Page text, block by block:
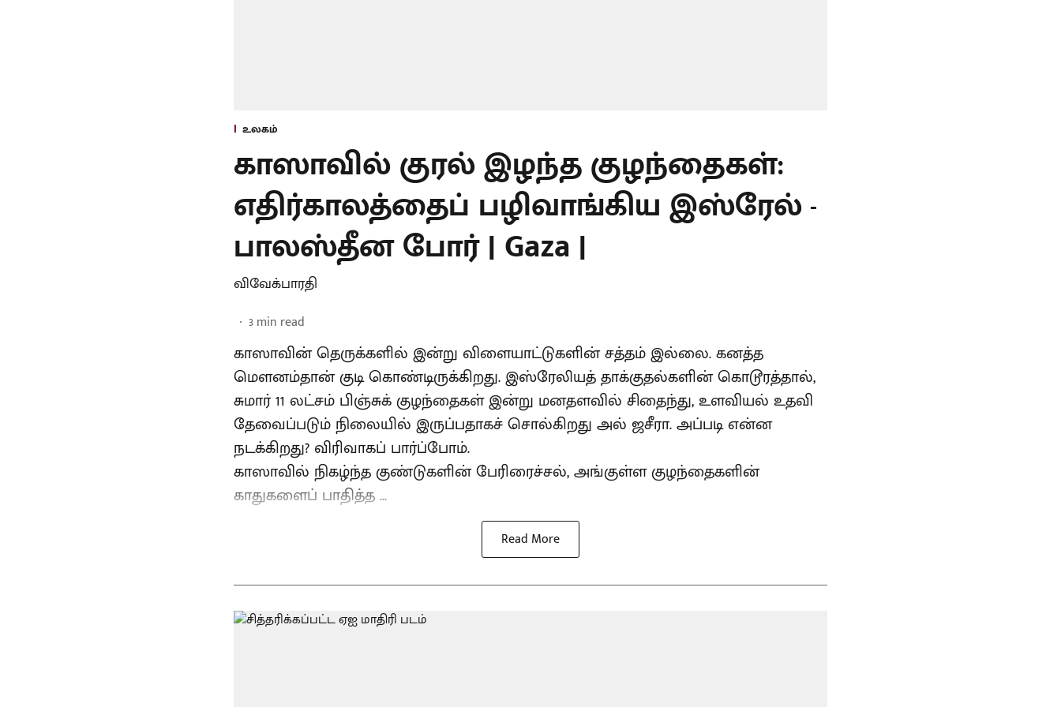
உலகம்
காஸாவில் குரல் இழந்த குழந்தைகள்:
எதிர்காலத்தைப் பழிவாங்கிய இஸ்ரேல் -
பாலஸ்தீன போர் | Gaza |
விவேக்பாரதி
3min read
காஸாவின் தெருக்களில் இன்று விளையாட்டுகளின் சத்தம் இல்லை. கனத்த
மௌனம்தான் குடி கொண்டிருக்கிறது. இஸ்ரேலியத் தாக்குதல்களின் கொடூரத்தால்,
சுமார் 11 லட்சம் பிஞ்சுக் குழந்தைகள் இன்று மனதளவில் சிதைந்து, உளவியல் உதவி
தேவைப்படும் நிலையில் இருப்பதாகச் சொல்கிறது அல் ஜசீரா. அப்படி என்ன
நடக்கிறது? விரிவாகப் பார்ப்போம்.
காஸாவில் நிகழ்ந்த குண்டுகளின் பேரிரைச்சல், அங்குள்ள குழந்தைகளின்
காதுகளைப் பாதித்த ...
Read More